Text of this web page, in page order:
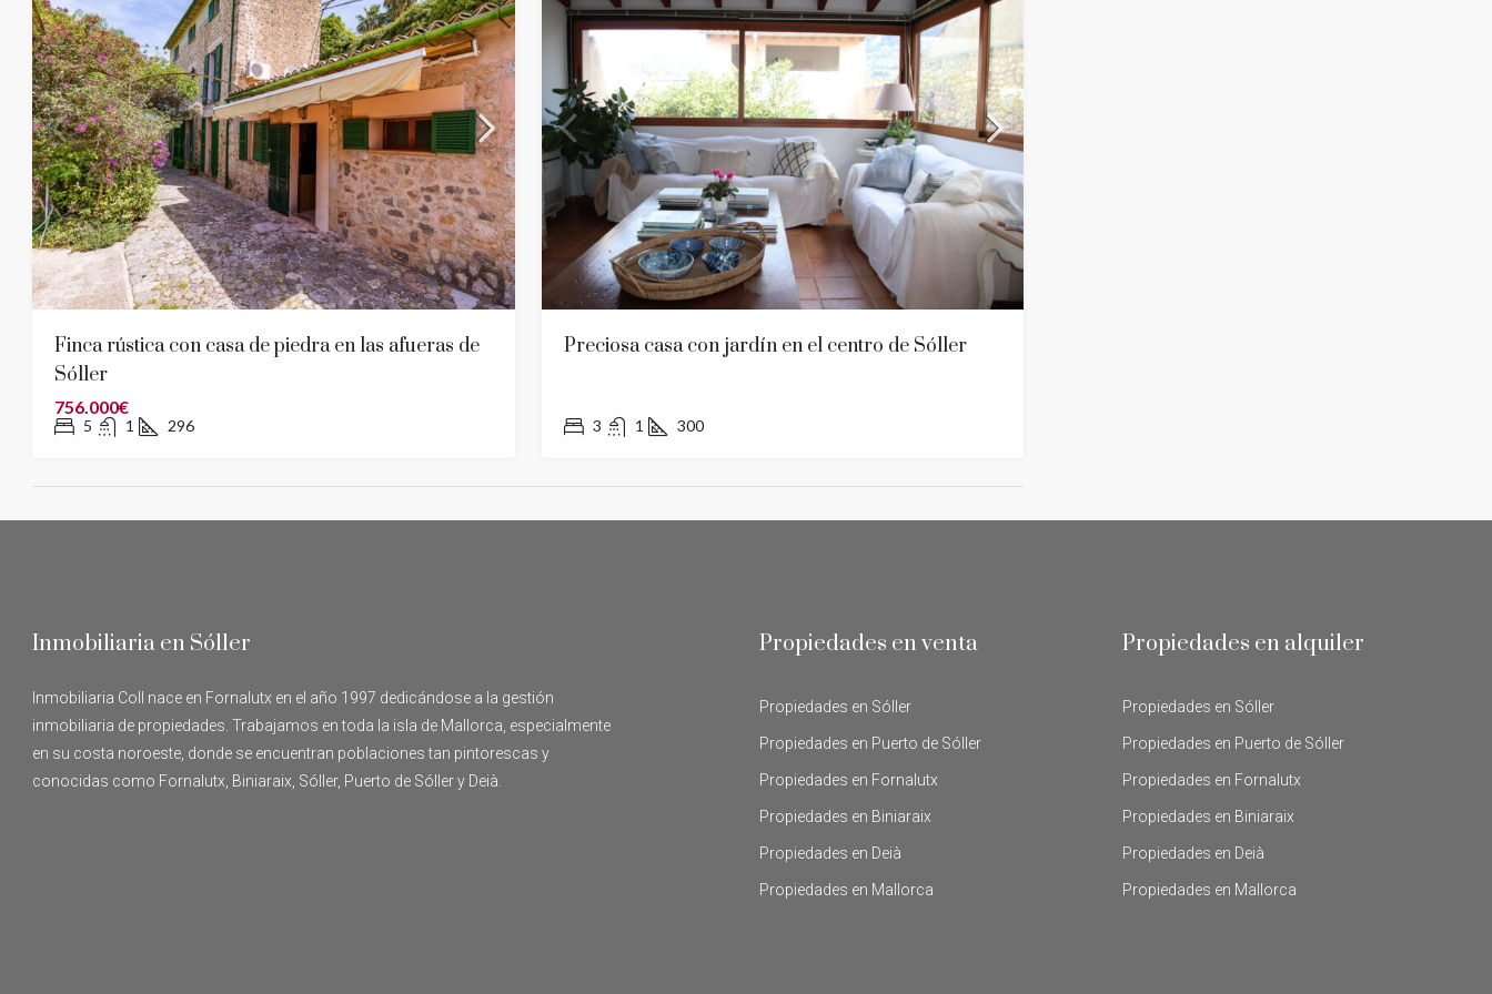
Finca rústica con casa de piedra en las afueras de
Sóller
756.000€
5 1 296
Preciosa casa con jardín en el centro de Sóller
3 1 300
Inmobiliaria en Sóller
Inmobiliaria Coll nace en Fornalutx en el año 1997 dedicándose a la gestión
inmobiliaria de propiedades. Trabajamos en toda la isla de Mallorca, especialmente
en su costa noroeste, donde se encuentran poblaciones tan pintorescas y
conocidas como Fornalutx, Biniaraix, Sóller, Puerto de Sóller y Deià.
Propiedades en venta
Propiedades en Sóller
Propiedades en Puerto de Sóller
Propiedades en Fornalutx
Propiedades en Biniaraix
Propiedades en Deià
Propiedades en Mallorca
Propiedades en alquiler
Propiedades en Sóller
Propiedades en Puerto de Sóller
Propiedades en Fornalutx
Propiedades en Biniaraix
Propiedades en Deià
Propiedades en Mallorca